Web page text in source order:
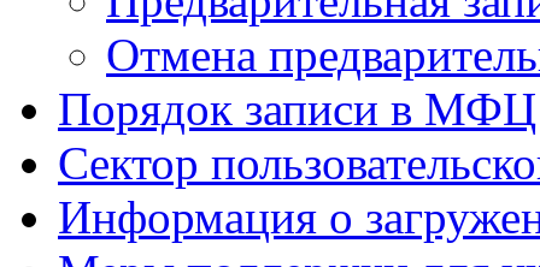
Отмена
Порядок записи в МФЦ
Сектор
Информация о